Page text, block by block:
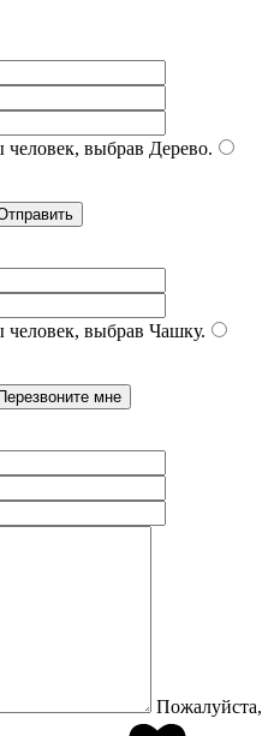
выбрав Дерево.
выбрав Чашку.
Пожалуйста,